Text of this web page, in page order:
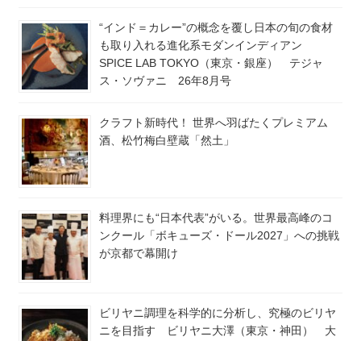
“インド＝カレー”の概念を覆し日本の旬の食材
も取り入れる進化系モダンインディアン
SPICE LAB TOKYO（東京・銀座） テジャ
ス・ソヴァニ 26年8月号
クラフト新時代！ 世界へ羽ばたくプレミアム
酒、松竹梅白壁蔵「然土」
料理界にも“日本代表”がいる。世界最高峰のコ
ンクール「ボキューズ・ドール2027」への挑戦
が京都で幕開け
ビリヤニ調理を科学的に分析し、究極のビリヤ
ニを目指す ビリヤニ大澤（東京・神田） 大